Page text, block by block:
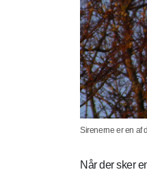
Sirenerne er en af
Når der sker